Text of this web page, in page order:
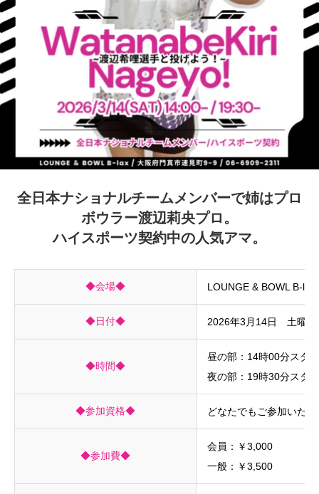
全日本ナショナルチームメンバーで姉はプロ
ボウラー渡辺莉央プロ。
ハイスポーツ契約中の人気アマ。
◆会場◆ LOUNGE & BOWL B-lax
◆日付◆ 2026年3月14日 土曜日
◆時間◆
昼の部：14時00分スタ
夜の部：19時30分スタ
◆参加資格◆ どなたでもご参加いた
◆参加費◆
会員：￥3,000
一般：￥3,500